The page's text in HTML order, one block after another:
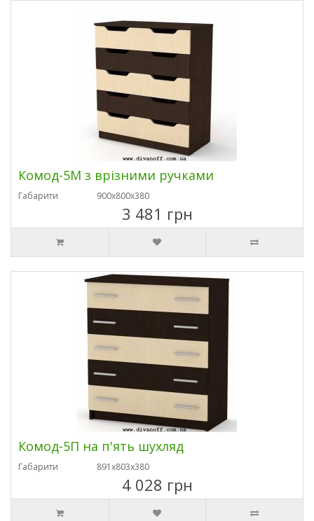
Комод-5М з врізними ручками
Габарити 900х800х380
3 481 грн
Комод-5П на п'ять шухляд
Габарити 891х803х380
4 028 грн